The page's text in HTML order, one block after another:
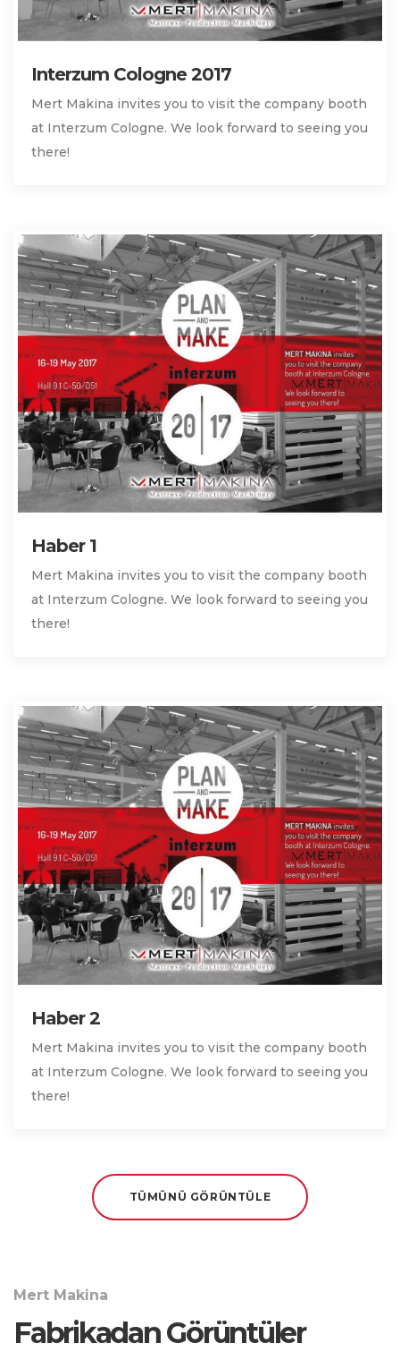
Interzum Cologne 2017
Mert Makina invites you to visit the company booth
at Interzum Cologne. We look forward to seeing you
there!
Haber 1
Mert Makina invites you to visit the company booth
at Interzum Cologne. We look forward to seeing you
there!
Haber 2
Mert Makina invites you to visit the company booth
at Interzum Cologne. We look forward to seeing you
there!
TÜMÜNÜ GÖRÜNTÜLE
Mert Makina
Fabrikadan Görüntüler